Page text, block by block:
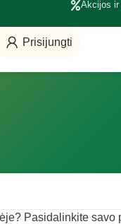
Akcijos ir
Prisijungti
Pasidalinkite savo